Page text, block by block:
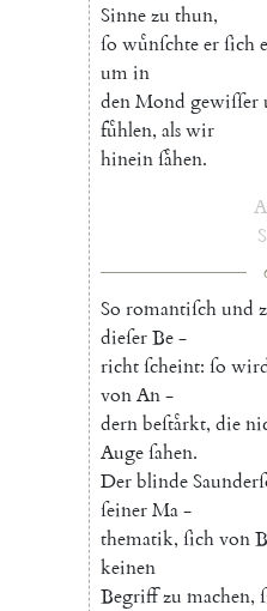
Sinnezu thun,
ſo wuͤnſchteerſich
umin
denMond gewiſſer
fuͤhlen, alswir
hineinſaͤhen.
A
So romantiſchund
dieſerBe-
richtſcheint: ſo
vonAn-
dernbeſtaͤrkt, die
Augeſahen.
Derblinde
ſeinerMa-
thematik, ſichvon
keinen
Begriffzu machen,